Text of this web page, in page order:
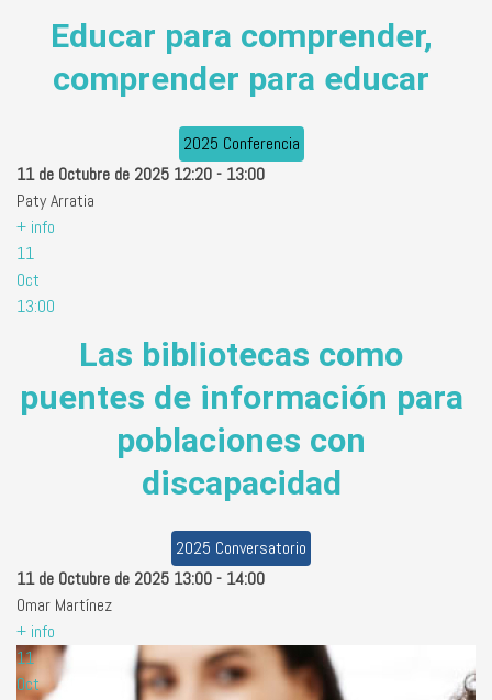
Educar para comprender,
comprender para educar
2025 Conferencia
11 de Octubre de 2025 12:20- 13:00
Paty Arratia
+ info
11
Oct
13:00
Las bibliotecas como
puentes de información para
poblaciones con
discapacidad
2025 Conversatorio
11 de Octubre de 2025 13:00- 14:00
Omar Martínez
+ info
11
Oct